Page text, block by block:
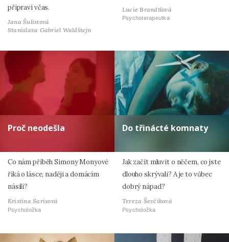
připraví včas.
Jana Šulistová
Stanislava Gabriel Waldštejn
Lucie Brandtlová
Psychoterapeutka
Proč neodešla
Co nám příběh Simony Monyové
říká o lásce, naději a domácím
násilí?
Kristina Sarisová
Psycholožka
Do třinácté komnaty
Jak začít mluvit o něčem, co jste
dlouho skrývali? A je to vůbec
dobrý nápad?
Tereza Ševčíková
Psycholožka